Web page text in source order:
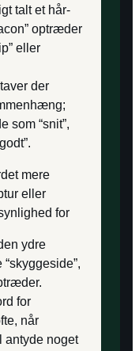
talt et hår-
optræder
eller
der
som “snit”,
mere
eller
for
ydre
for
når
antyde noget